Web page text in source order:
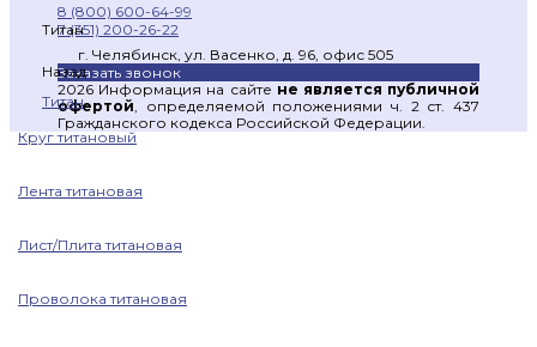
Титан
Назад
Титан
Круг титановый
Лента титановая
Лист/Плита титановая
Проволока титановая
8 (800) 600-64-99
7 (351) 200-26-22
г. Челябинск, ул. Васенко, д. 96, офис 505
Заказать звонок
2026 Информация на сайте не является публичной
офертой , определяемой положениями ч. 2 ст. 437
Гражданского кодекса Российской Федерации.